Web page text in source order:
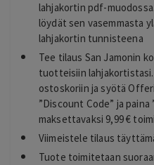
lahjakortin pdf-
löydät sen vasemmasta
lahjakortin tunnisteena
Tee tilaus San Jamonin
tuotteisiin
ostoskoriin ja syötä
”Discount Code” ja paina
maksettavaksi 9,99 €
Viimeistele tilaus
Tuote toimitetaan